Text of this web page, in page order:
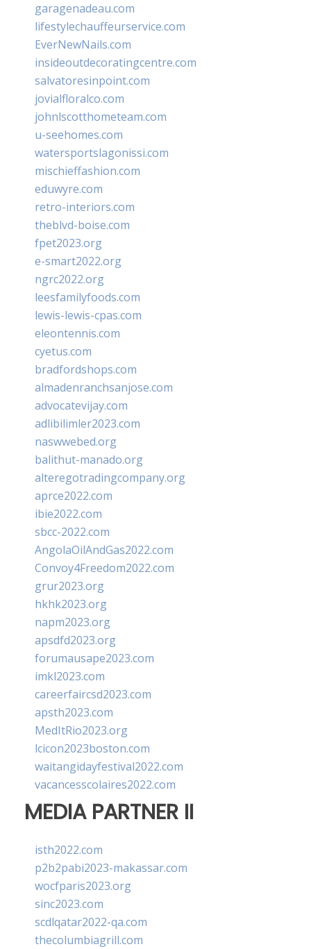
garagenadeau.com
lifestylechauffeurservice.com
EverNewNails.com
insideoutdecoratingcentre.com
salvatoresinpoint.com
jovialfloralco.com
johnlscotthometeam.com
u-seehomes.com
watersportslagonissi.com
mischieffashion.com
eduwyre.com
retro-interiors.com
theblvd-boise.com
fpet2023.org
e-smart2022.org
ngrc2022.org
leesfamilyfoods.com
lewis-lewis-cpas.com
eleontennis.com
cyetus.com
bradfordshops.com
almadenranchsanjose.com
advocatevijay.com
adlibilimler2023.com
naswwebed.org
balithut-manado.org
alteregotradingcompany.org
aprce2022.com
ibie2022.com
sbcc-2022.com
AngolaOilAndGas2022.com
Convoy4Freedom2022.com
grur2023.org
hkhk2023.org
napm2023.org
apsdfd2023.org
forumausape2023.com
imkl2023.com
careerfaircsd2023.com
apsth2023.com
MedItRio2023.org
lcicon2023boston.com
waitangidayfestival2022.com
vacancesscolaires2022.com
MEDIA PARTNER II
isth2022.com
p2b2pabi2023-makassar.com
wocfparis2023.org
sinc2023.com
scdlqatar2022-qa.com
thecolumbiagrill.com